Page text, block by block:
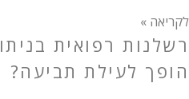
לקריאה »
רשלנות רפואית
הופך לעילת תביעה?